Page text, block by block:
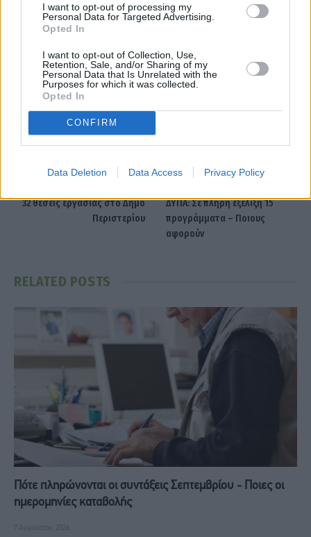
I want to opt-out of processing my
Personal Data for Targeted Advertising.
Opted In
I want to opt-out of Collection, Use,
Retention, Sale, and/or Sharing of my
Personal Data that Is Unrelated with the
Purposes for which it was collected.
Opted In
CONFIRM
Data Deletion Data Access Privacy Policy
Ψηφιακή Κάρτα Εργασίας
FacebookTwitter
32 θέσεις εργασίας στο Δήμο
Περιστερίου
ΔΥΠΑ: Σε πλήρη εξέλιξη 15
προγράμματα – Ποιους
αφορούν
RELATED POSTS
Πότε πληρώνονται οι συντάξεις Σεπτεμβρίου - Ποιες οι
ημερομηνίες καταβολής
7 Αυγούστου, 2026